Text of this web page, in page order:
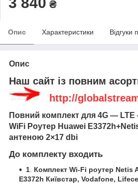
₴
Опис Характеристики Відгуки
Опис
Наш сайт із повним
http://
Повний комплект для 4G — LTE
WiFi Роутер Huawei
антеною 2×17 dbi
До комплекту входить
1 Комплект Wi-Fi роутер Netis
E3372h Київстар, Vodafone,